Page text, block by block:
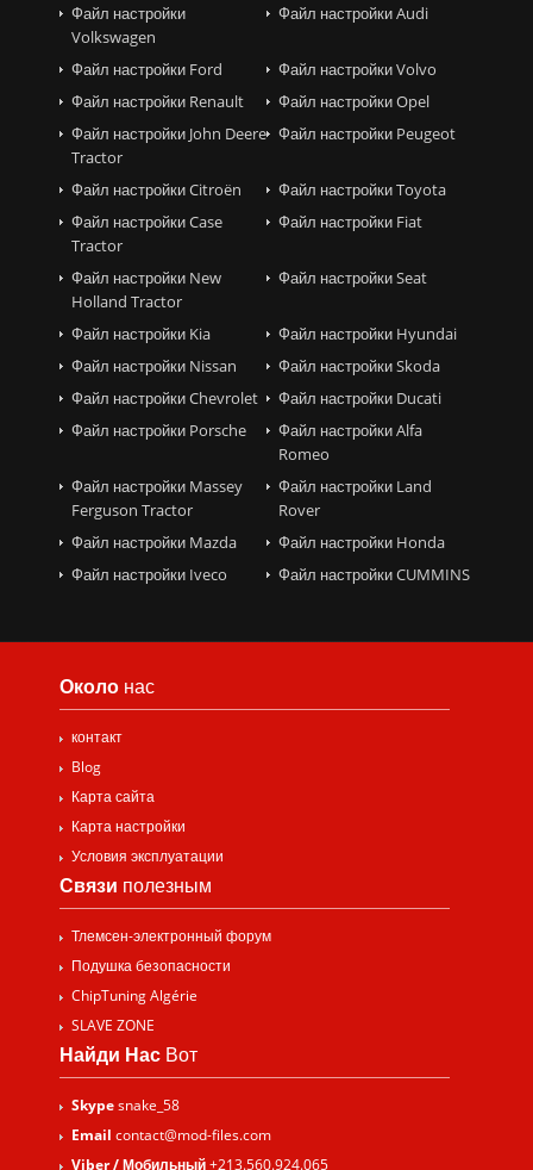
Файл настройки
Volkswagen
Файл настройки Audi
Файл настройки Ford
Файл настройки Volvo
Файл настройки Renault
Файл настройки Opel
Файл настройки John Deere
Tractor
Файл настройки Peugeot
Файл настройки Citroën
Файл настройки Toyota
Файл настройки Case
Tractor
Файл настройки Fiat
Файл настройки New
Holland Tractor
Файл настройки Seat
Файл настройки Kia
Файл настройки Hyundai
Файл настройки Nissan
Файл настройки Skoda
Файл настройки Chevrolet
Файл настройки Ducati
Файл настройки Porsche
Файл настройки Alfa
Romeo
Файл настройки Massey
Ferguson Tractor
Файл настройки Land
Rover
Файл настройки Mazda
Файл настройки Honda
Файл настройки Iveco
Файл настройки CUMMINS
Около нас
контакт
Blog
Карта сайта
Карта настройки
Условия эксплуатации
Связи полезным
Тлемсен-электронный форум
Подушка безопасности
ChipTuning Algérie
SLAVE ZONE
Найди Нас Вот
Skypesnake_58
Email contact@mod-files.com
Viber / Мобильный+213.560.924.065